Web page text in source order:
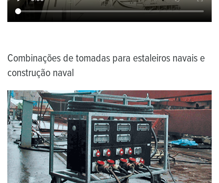
Combinações de tomadas para estaleiros navais e
construção naval